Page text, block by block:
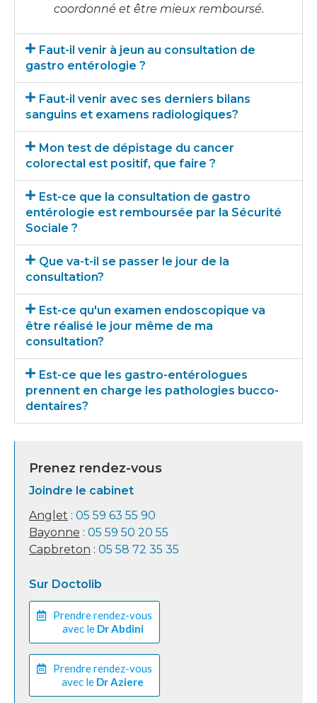
coordonné et être mieux remboursé.
Faut-il venir à jeun au consultation de
gastro entérologie ?
Faut-il venir avec ses derniers bilans
sanguins et examens radiologiques?
Mon test de dépistage du cancer
colorectal est positif, que faire ?
Est-ce que la consultation de gastro
entérologie est remboursée par la Sécurité
Sociale ?
Que va-t-il se passer le jour de la
consultation?
Est-ce qu'un examen endoscopique va
être réalisé le jour même de ma
consultation?
Est-ce que les gastro-entérologues
prennent en charge les pathologies bucco-
dentaires?
Prenez rendez-vous
Joindre le cabinet
Anglet : 05 59 63 55 90
Bayonne : 05 59 50 20 55
Capbreton : 05 58 72 35 35
Sur Doctolib
Prendre rendez-vous
avec le Dr Abdini
Prendre rendez-vous
avec le Dr Aziere